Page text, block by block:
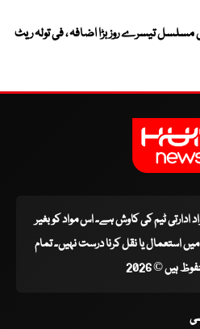
تیسرے روز بڑا اضافہ ، فی تولہ ریٹ
ادارتی ٹیم کی کاوش ہے۔ اس مواد کو بغیر
یا نقل کرنا درست نہیں۔ تمام
ہیں © 2026